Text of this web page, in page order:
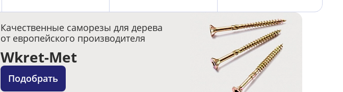
Качественные саморезы для дерева
от европейского производителя
Wkret-Met
Подобрать